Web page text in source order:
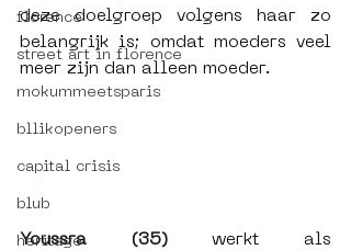
florence
street art in florence
mokummeetsparis
bllikopeners
capital crisis
blub
heritage
deze doelgroep volgens haar zo
belangrijk is; omdat moeders veel
meer zijn dan alleen moeder.
Youssra (35) werkt als